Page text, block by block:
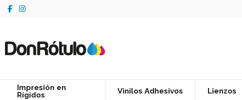
Impresión en
Rígidos
Vinilos Adhesivos Lienzos